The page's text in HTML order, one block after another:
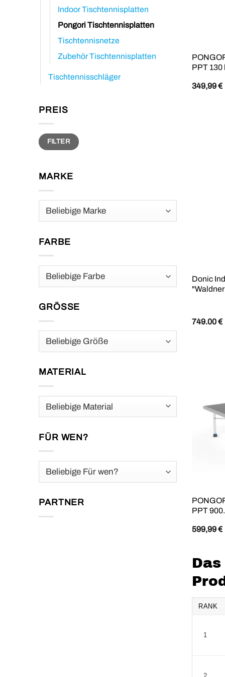
Indoor Tischtennisplatten
Pongori Tischtennisplatten
Tischtennisnetze
Zubehör Tischtennisplatten
Tischtennisschläger
PREIS
Min.
Preis
Max.
PreisFILTER
MARKE
FARBE
GRÖSSE
MATERIAL
FÜR WEN?
PARTNER
PPT 130
349,99€
Donic
749.00€
PPT
599,99€
RANK
1